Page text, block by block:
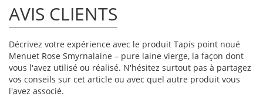
AVIS CLIENTS
Décrivez votre expérience avec le produit Tapis point noué
Menuet Rose Smyrnalaine – pure laine vierge, la façon dont
vous l'avez utilisé ou réalisé. N'hésitez surtout pas à partagez
vos conseils sur cet article ou avec quel autre produit vous
l'avez associé.